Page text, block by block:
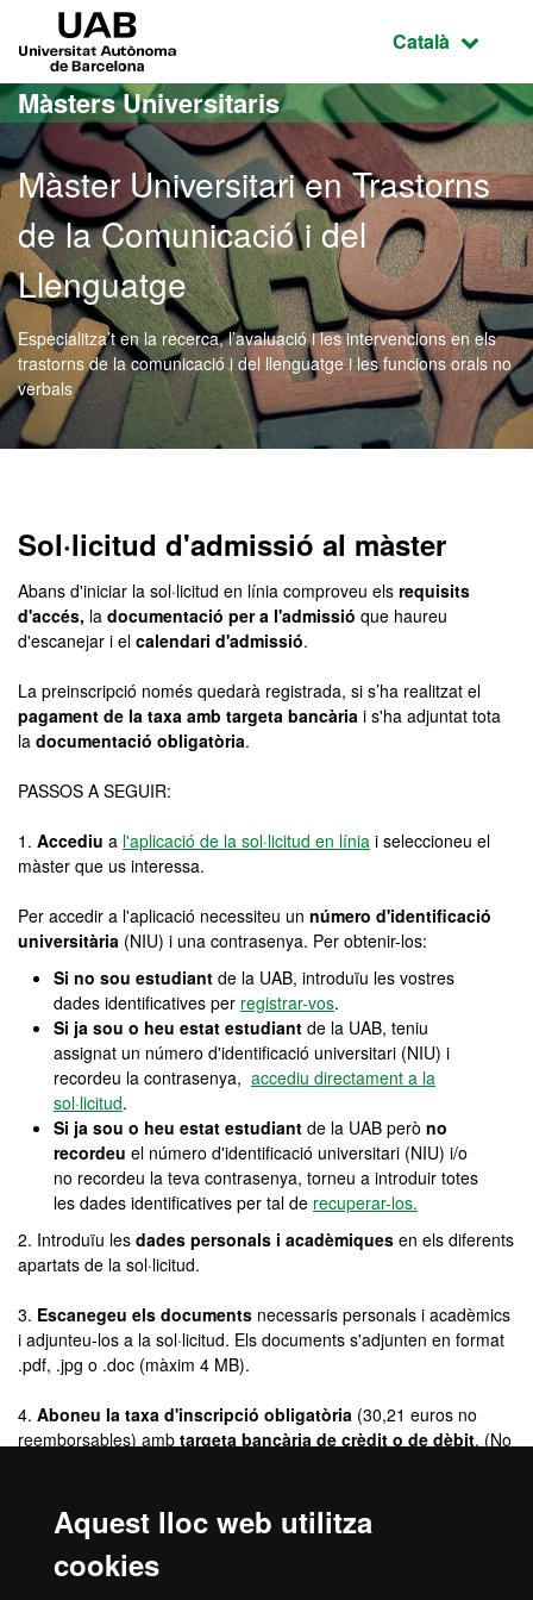
Aquest lloc web utilitza
cookies
Ves al contingut principal
Ves a la navegació de la pàgina
Idioma
Català
Màsters Universitaris
Màster Universitari en Trastorns
de la Comunicació i del
Llenguatge
Especialitza’t en la recerca, l’avaluació i les intervencions en els
trastorns de la comunicació i del llenguatge i les funcions orals no
verbals
Sol·licitud d'admissió al màster
Abans d'iniciar la sol·licitud en línia comproveu els requisits
d'accés, la documentació per a l'admissió que haureu
d'escanejar i el calendari d'admissió.
La preinscripció només quedarà registrada, si s’ha realitzat el
pagament de la taxa amb targeta bancària i s'ha adjuntat tota
la documentació obligatòria.
PASSOS A SEGUIR:
1. Accediu a l'aplicació de la sol·licitud en línia i seleccioneu el
màster que us interessa.
Per accedir a l'aplicació necessiteu un número d'identificació
universitària (NIU) i una contrasenya. Per obtenir-los:
Si no sou estudiant de la UAB, introduïu les vostres
dades identificatives per registrar-vos.
Si ja sou o heu estat estudiant de la UAB, teniu
assignat un número d'identificació universitari (NIU) i
recordeu la contrasenya, accediu directament a la
sol·licitud.
Si ja sou o heu estat estudiant de la UAB però no
recordeu el número d'identificació universitari (NIU) i/o
no recordeu la teva contrasenya, torneu a introduir totes
les dades identificatives per tal de recuperar-los.
2. Introduïu les dades personals i acadèmiques en els diferents
apartats de la sol·licitud.
3. Escanegeu els documents necessaris personals i acadèmics
i adjunteu-los a la sol·licitud. Els documents s'adjunten en format
.pdf, .jpg o .doc (màxim 4 MB).
4. Aboneu la taxa d'inscripció obligatòria (30,21 euros no
reemborsables) amb targeta bancària de crèdit o de dèbit. (No
Logistics and Supply Chain Management)
5. Si voleu, podeu descarregar-vos el